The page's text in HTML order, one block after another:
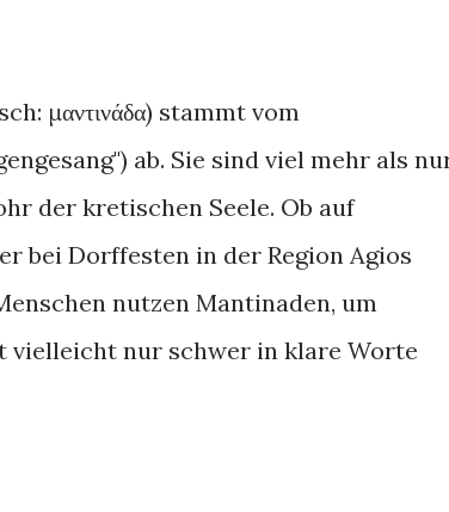
μαντινάδα) stammt vom
ab. Sie sind viel mehr als
der kretischen Seele. Ob auf
bei Dorffesten in der Region Agios
nutzen Mantinaden, um
vielleicht nur schwer in klare Worte